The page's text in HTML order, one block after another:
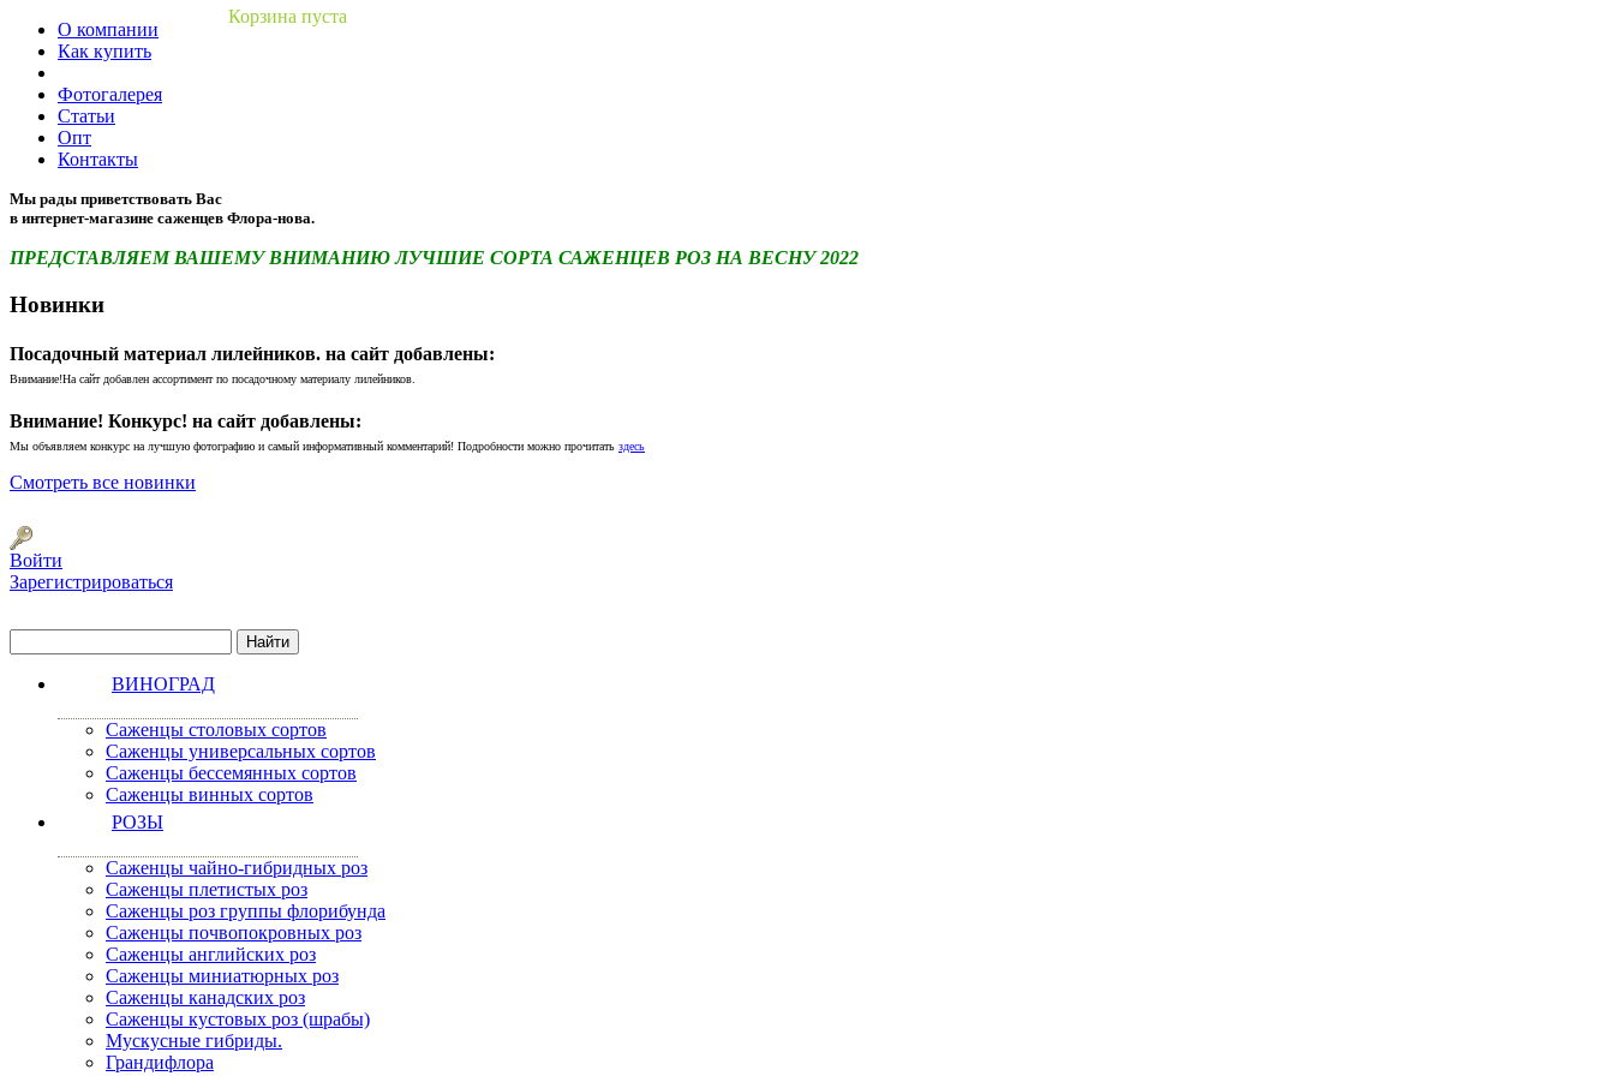
Корзина пуста
О компании
Как купить
Фотогалерея
Статьи
Опт
Контакты
Мы рады приветствовать Вас
в интернет-магазине саженцев Флора-нова.
ПРЕДСТАВЛЯЕМ ВАШЕМУ ВНИМАНИЮ ЛУЧШИЕ СОРТА САЖЕНЦЕВ РОЗ НА ВЕСНУ 2022
Новинки
Посадочный материал лилейников. на сайт добавлены:
Внимание!На сайт добавлен ассортимент по посадочному материалу лилейников.
Внимание! Конкурс! на сайт добавлены:
Мы объявляем конкурс на лучшую фотографию и самый информативный комментарий! Подробности можно прочитать здесь
Смотреть все новинки
Войти
Зарегистрироваться
ВИНОГРАД
Саженцы столовых сортов
Саженцы универсальных сортов
Саженцы бессемянных сортов
Саженцы винных сортов
РОЗЫ
Саженцы чайно-гибридных роз
Саженцы плетистых роз
Саженцы роз группы флорибунда
Саженцы почвопокровных роз
Саженцы английских роз
Саженцы миниатюрных роз
Саженцы канадских роз
Саженцы кустовых роз (шрабы)
Мускусные гибриды.
Грандифлора